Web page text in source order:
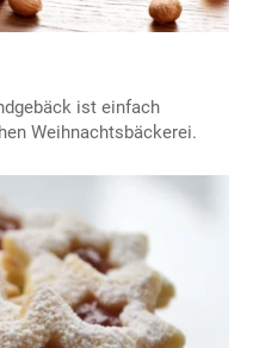
ist einfach
Weihnachtsbäckerei.